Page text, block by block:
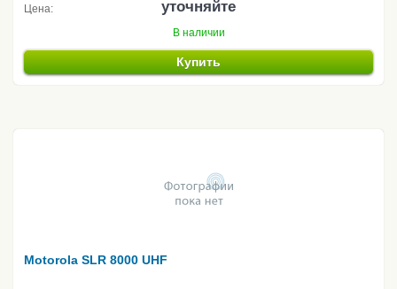
Цена: уточняйте
В наличии
Купить
Motorola SLR 8000 UHF